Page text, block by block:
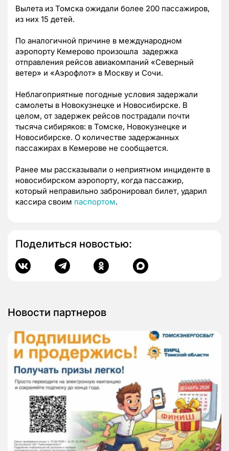
Вылета из Томска ожидали более 200 пассажиров,
из них 15 детей.
По аналогичной причине в международном
аэропорту Кемерово произошла задержка
отправления рейсов авиакомпаний «Северный
ветер» и «Аэрофлот» в Москву и Сочи.
Неблагоприятные погодные условия задержали
самолеты в Новокузнецке и Новосибирске. В
целом, от задержек рейсов пострадали почти
тысяча сибиряков: в Томске, Новокузнецке и
Новосибирске. О количестве задержанных
пассажирах в Кемерове не сообщается.
Ранее мы рассказывали о неприятном инциденте в
новосибирском аэропорту, когда пассажир,
который неправильно забронировал билет, ударил
кассира своим паспортом.
Поделиться новостью:
Новости партнеров